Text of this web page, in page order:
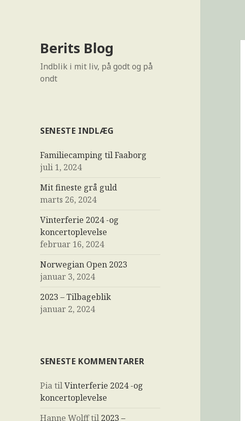
Berits Blog
Indblik i mit liv, på godt og på
ondt
SENESTE INDLÆG
Familiecamping til Faaborg
juli 1, 2024
Mit fineste grå guld
marts 26, 2024
Vinterferie 2024 -og
koncertoplevelse
februar 16, 2024
Norwegian Open 2023
januar 3, 2024
2023 – Tilbageblik
januar 2, 2024
SENESTE KOMMENTARER
PiatilVinterferie 2024 -og
koncertoplevelse
Hanne Wolfftil 2023 –